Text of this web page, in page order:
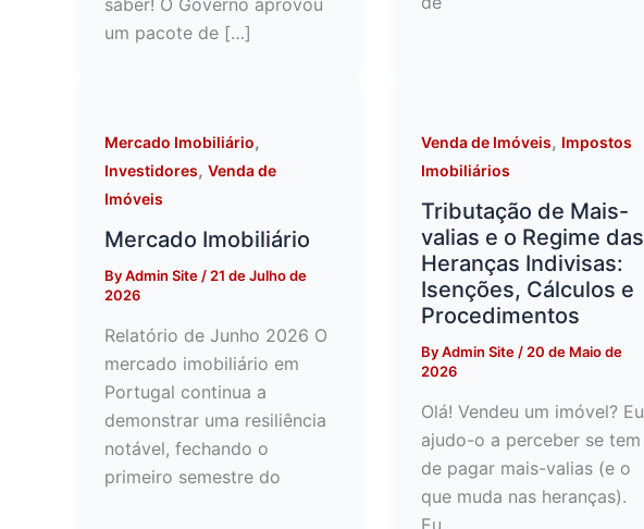
um pacote de […]
Mercado Imobiliário,
Investidores, Venda de
Imóveis
Mercado Imobiliário
ByAdmin Site / 21 de Julho de
2026
Relatório de Junho 2026 O
mercado imobiliário em
Portugal continua a
demonstrar uma resiliência
notável, fechando o
primeiro semestre do
Venda de Imóveis, Impostos
Imobiliários
Tributação de Mais-
valias e o Regime das
Heranças Indivisas:
Isenções, Cálculos e
Procedimentos
ByAdmin Site / 20 de Maio de
2026
Olá! Vendeu um imóvel? Eu
ajudo-o a perceber se tem
de pagar mais-valias (e o
que muda nas heranças).